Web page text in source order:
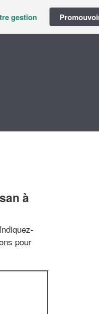
gestion
à
pour